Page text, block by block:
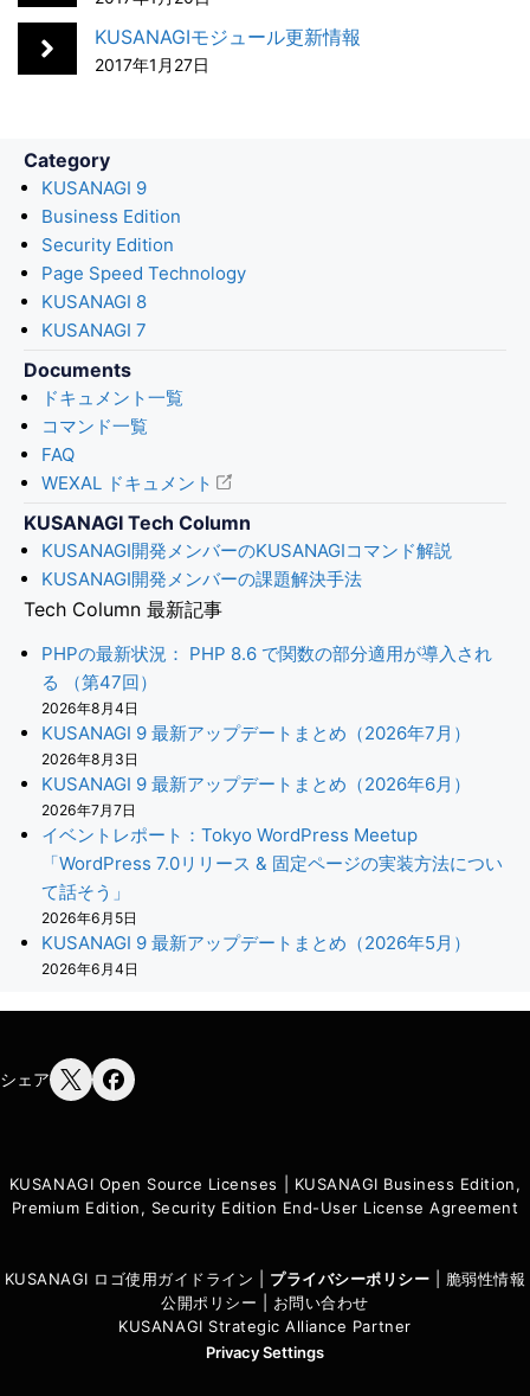
o
I
n
KUSANAGIモジュール更新情報
2017年1月27日
Category
KUSANAGI 9
Business Edition
Security Edition
Page Speed Technology
KUSANAGI 8
KUSANAGI 7
Documents
ドキュメント一覧
コマンド一覧
FAQ
WEXAL ドキュメント
KUSANAGI Tech Column
KUSANAGI開発メンバーのKUSANAGIコマンド解説
KUSANAGI開発メンバーの課題解決手法
Tech Column 最新記事
PHPの最新状況： PHP 8.6 で関数の部分適用が導入され
る （第47回）
2026年8月4日
KUSANAGI 9 最新アップデートまとめ（2026年7月）
2026年8月3日
KUSANAGI 9 最新アップデートまとめ（2026年6月）
2026年7月7日
イベントレポート：Tokyo WordPress Meetup
「WordPress 7.0リリース & 固定ページの実装方法につい
て話そう」
2026年6月5日
KUSANAGI 9 最新アップデートまとめ（2026年5月）
2026年6月4日
シェア
KUSANAGI Open Source Licenses
KUSANAGI Business Edition,
Premium Edition, Security Edition End-User License Agreement
KUSANAGI ロゴ使用ガイドライン プライバシーポリシー
脆弱性情報
公開ポリシー
お問い合わせ
KUSANAGI Strategic Alliance Partner
Privacy Settings